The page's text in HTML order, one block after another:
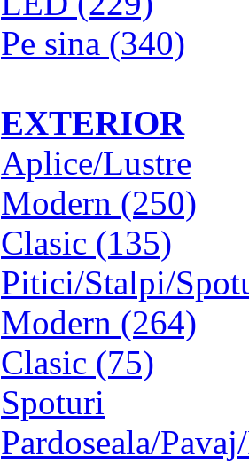
Pe sina (340)
EXTERIOR
Aplice/Lustre
Modern (250)
Clasic (135)
Pitici/Stalpi/
Modern (264)
Clasic (75)
Spoturi
Pardoseala/